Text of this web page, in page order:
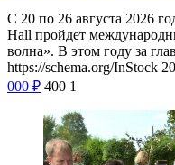
С 20 по 26 августа 2026
Hall пройдет
волна». В этом году за
https://schema.org/InStock
000 ₽ 400 1